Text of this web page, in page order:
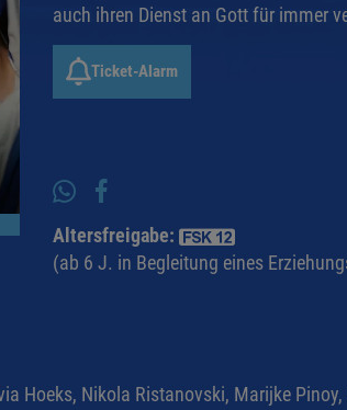
auch ihren Dienst an Gott für immer
Ticket-Alarm
Altersfreigabe:
(ab 6 J. in Begleitung eines
Hoeks, Nikola Ristanovski, Marijke